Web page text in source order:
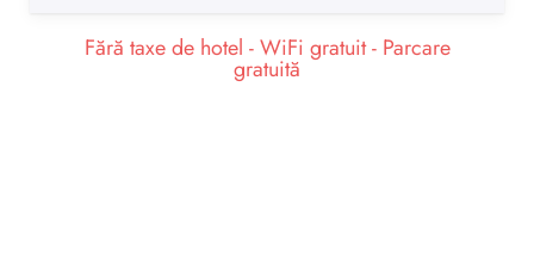
Fără taxe de hotel - WiFi gratuit - Parcare
gratuită